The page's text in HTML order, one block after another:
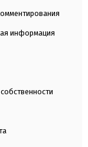
информация